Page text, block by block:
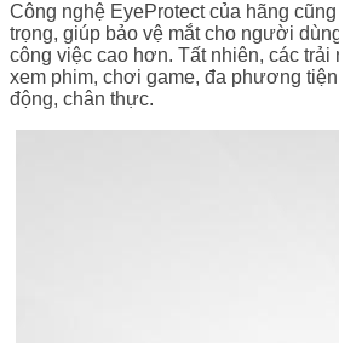
Công nghệ EyeProtect của hãng
trọng, giúp bảo vệ mắt cho người
công việc cao hơn. Tất nhiên, các
xem phim, chơi game, đa phương
động, chân thực.